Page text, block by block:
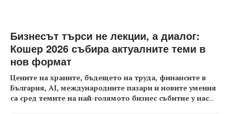
Бизнесът търси не лекции, а диалог:
Кошер 2026 събира актуалните теми в
нов формат
Цените на храните, бъдещето на труда, финансите в
България, AI, международните пазари и новите умения
са сред темите на най-голямото бизнес събитие у нас...